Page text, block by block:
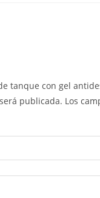
tanque con gel
publicada. Los